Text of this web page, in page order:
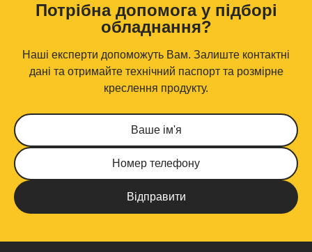
Потрібна допомога у підборі
обладнання?
Наші експерти допоможуть Вам. Залиште контактні
дані та отримайте технічний паспорт та розмірне
креслення продукту.